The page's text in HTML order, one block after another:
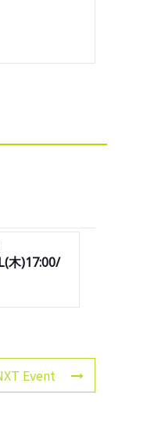
木)17:00/
Event